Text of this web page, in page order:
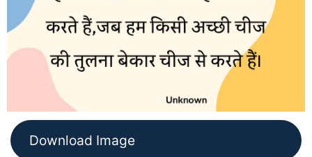
Download Image